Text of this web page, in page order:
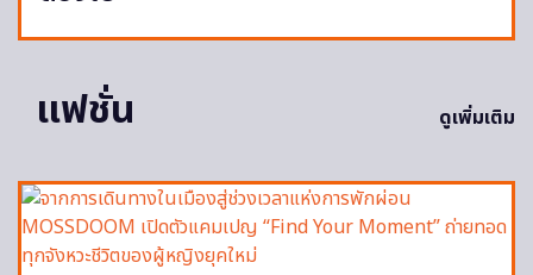
แฟชั่น ดูเพิ่มเติม